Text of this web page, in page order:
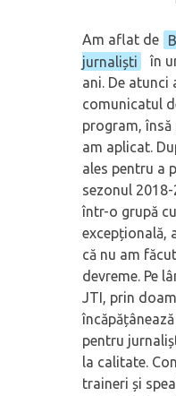
Am aflat de
jurnaliști
în
ani. De atunci
comunicatul
program, însă
am aplicat.
ales pentru a
sezonul
într-o grupă
excepțională,
că nu am
devreme. Pe
JTI, prin
pentru
la calitate.
traineri și